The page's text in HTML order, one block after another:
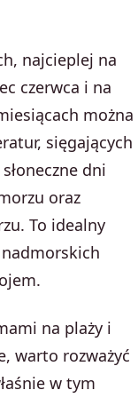
najcieplej na
czerwca i na
można
sięgających
dni
oraz
To idealny
na plaży i
warto rozważyć
w tym